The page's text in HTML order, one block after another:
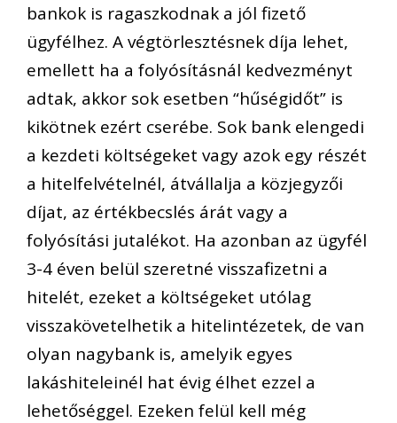
bankok is ragaszkodnak a jól fizető
ügyfélhez. A végtörlesztésnek díja lehet,
emellett ha a folyósításnál kedvezményt
adtak, akkor sok esetben “hűségidőt” is
kikötnek ezért cserébe. Sok bank elengedi
a kezdeti költségeket vagy azok egy részét
a hitelfelvételnél, átvállalja a közjegyzői
díjat, az értékbecslés árát vagy a
folyósítási jutalékot. Ha azonban az ügyfél
3-4 éven belül szeretné visszafizetni a
hitelét, ezeket a költségeket utólag
visszakövetelhetik a hitelintézetek, de van
olyan nagybank is, amelyik egyes
lakáshiteleinél hat évig élhet ezzel a
lehetőséggel. Ezeken felül kell még